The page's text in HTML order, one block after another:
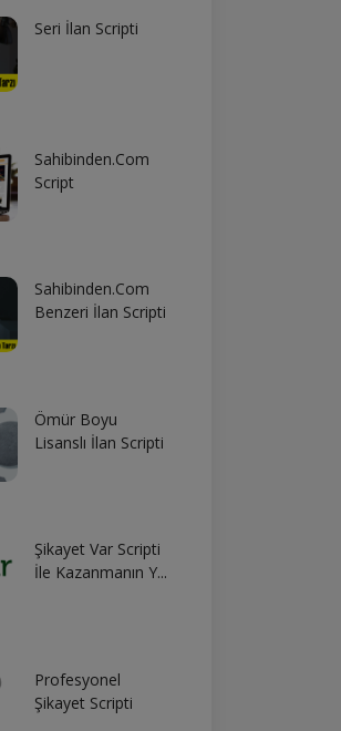
Seri İlan Scripti
Sahibinden.Com
Script
Sahibinden.Com
Benzeri İlan Scripti
Ömür Boyu
Lisanslı İlan Scripti
Şikayet Var Scripti
İle Kazanmanın Y...
Profesyonel
Şikayet Scripti